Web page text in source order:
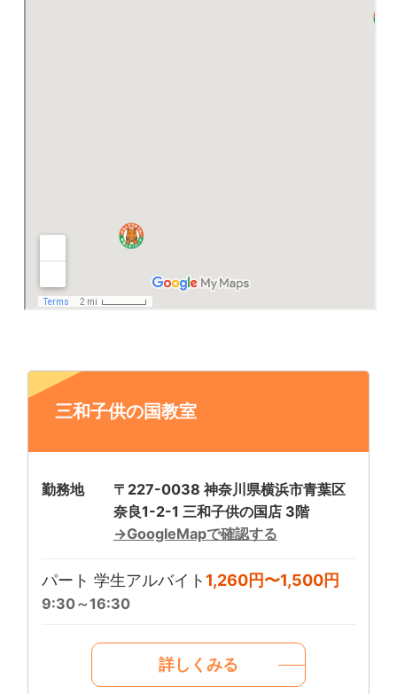
三和子供の国教室
勤務地
〒227-0038 神奈川県横浜市青葉区
奈良1-2-1 三和子供の国店 3階
→GoogleMapで確認する
パート 学生アルバイト 1,260円〜1,500円
9:30～16:30
詳しくみる